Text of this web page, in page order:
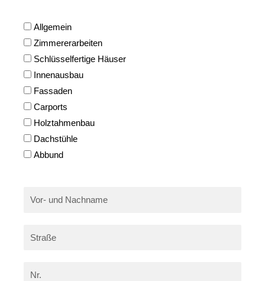
Leistungen
Allgemein
Zimmererarbeiten
Schlüsselfertige Häuser
Innenausbau
Fassaden
Carports
Holztahmenbau
Dachstühle
Abbund